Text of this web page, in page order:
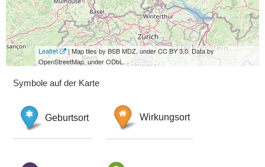
Leaflet
| Map tiles by BSB MDZ, under CC BY 3.0. Data by
OpenStreetMap, under ODbL.
Symbole auf der Karte
Geburtsort Wirkungsort